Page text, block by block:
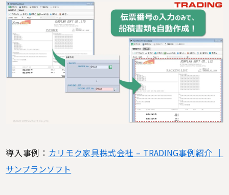
導入事例： カリモク家具株式会社 – TRADING事例紹介 ｜
サンプランソフト